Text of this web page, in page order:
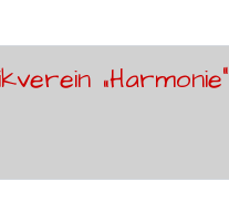
„Harmonie“